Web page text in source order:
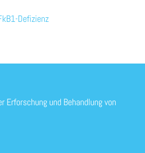
Defizienz
Erforschung und Behandlung von